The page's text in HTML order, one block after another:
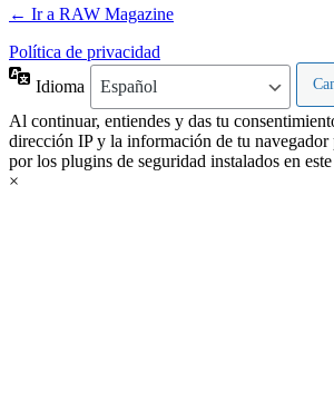
← Ir a RAW Magazine
Política de privacidad
Idioma
Al continuar, entiendes y das tu
dirección IP y la información de tu navegador
por los plugins de seguridad instalados en
×